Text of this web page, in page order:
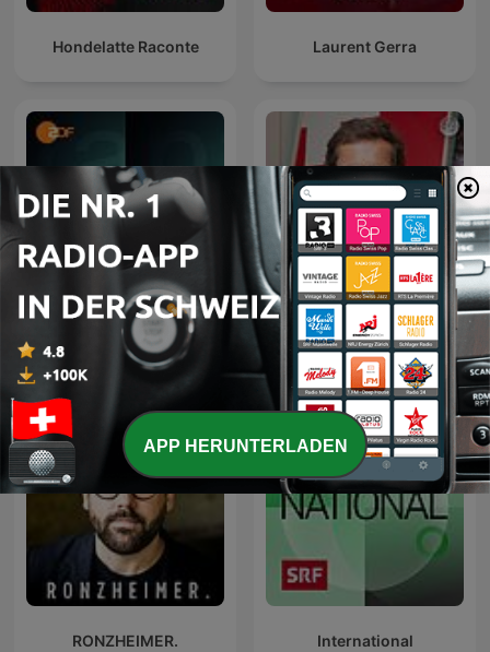
Hondelatte Raconte Laurent Gerra
Lanz + Precht Weltwoche Daily
RONZHEIMER. International
APP HERUNTERLADEN